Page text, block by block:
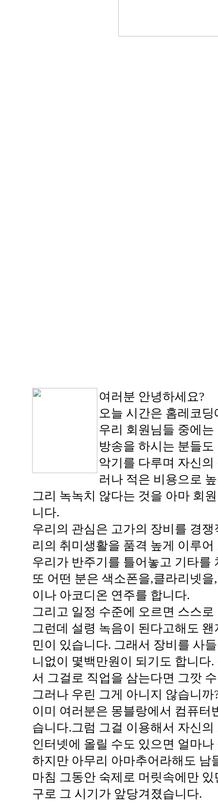
여러분 안녕하세요?
오늘 시간은 홈레코
우리 회원님들 중에
방송을 하시는 분들
악기를 다루며 자신
러나 적은 비용으로
그리 녹녹치 않다는 것을 아마 회
니다.
우리의 관심은 고가의 장비를 경
리의 취미생활을 품격 높게 이루
우리가 반주기를 틀어놓고 기타를
또 어떤 분은 색소폰을,클라리넷
이나 아코디온 연주를 합니다.
그리고 일정 수준에 오르면 스스
그런데 설령 녹음이 된다고해도
민이 있습니다. 그래서 장비를 사
니없이 몇백만원이 되기도 합니다
서 그걸로 직업을 삼는다면 그깟
그러나 우린 그게 아니지 않습니까
이미 여러분은 몽블랑에서 컴퓨
습니다.그럼 그걸 이용해서 자신
인터넷에 올릴 수도 있으면 얼마나
하지만 아무리 아마추어라해도 남
마침 그동안 숙제로 머릿속에만
구로 그 시기가 앞당겨졌습니다.